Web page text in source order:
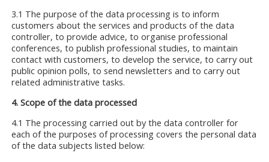
3.1 The purpose of the data processing is to inform
customers about the services and products of the data
controller, to provide advice, to organise professional
conferences, to publish professional studies, to maintain
contact with customers, to develop the service, to carry out
public opinion polls, to send newsletters and to carry out
related administrative tasks.
4. Scope of the data processed
4.1 The processing carried out by the data controller for
each of the purposes of processing covers the personal data
of the data subjects listed below: